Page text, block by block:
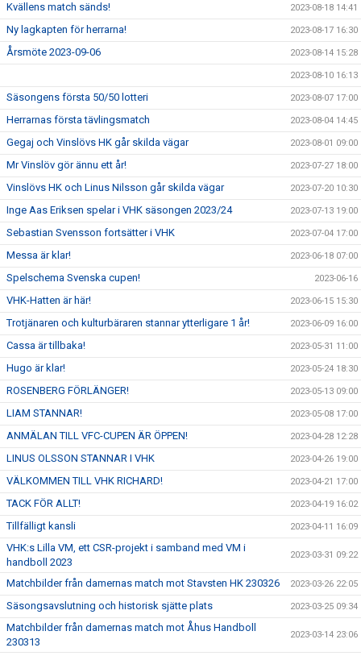
Kvällens match sänds! 2023-08-18 14:41
Ny lagkapten för herrarna! 2023-08-17 16:30
Årsmöte 2023-09-06 2023-08-14 15:28
2023-08-10 16:13
Säsongens första 50/50 lotteri 2023-08-07 17:00
Herrarnas första tävlingsmatch 2023-08-04 14:45
Gegaj och Vinslövs HK går skilda vägar 2023-08-01 09:00
Mr Vinslöv gör ännu ett år! 2023-07-27 18:00
Vinslövs HK och Linus Nilsson går skilda vägar 2023-07-20 10:30
Inge Aas Eriksen spelar i VHK säsongen 2023/24 2023-07-13 19:00
Sebastian Svensson fortsätter i VHK 2023-07-04 17:00
Messa är klar! 2023-06-18 07:00
Spelschema Svenska cupen! 2023-06-16
VHK-Hatten är här! 2023-06-15 15:30
Trotjänaren och kulturbäraren stannar ytterligare 1 år! 2023-06-09 16:00
Cassa är tillbaka! 2023-05-31 11:00
Hugo är klar! 2023-05-24 18:30
ROSENBERG FÖRLÄNGER! 2023-05-13 09:00
LIAM STANNAR! 2023-05-08 17:00
ANMÄLAN TILL VFC-CUPEN ÄR ÖPPEN! 2023-04-28 12:28
LINUS OLSSON STANNAR I VHK 2023-04-26 19:00
VÄLKOMMEN TILL VHK RICHARD! 2023-04-21 17:00
TACK FÖR ALLT! 2023-04-19 16:02
Tillfälligt kansli 2023-04-11 16:09
VHK:s Lilla VM, ett CSR-projekt i samband med VM i
handboll 2023
2023-03-31 09:22
Matchbilder från damernas match mot Stavsten HK 230326 2023-03-26 22:05
Säsongsavslutning och historisk sjätte plats 2023-03-25 09:34
Matchbilder från damernas match mot Åhus Handboll
230313
2023-03-14 23:06